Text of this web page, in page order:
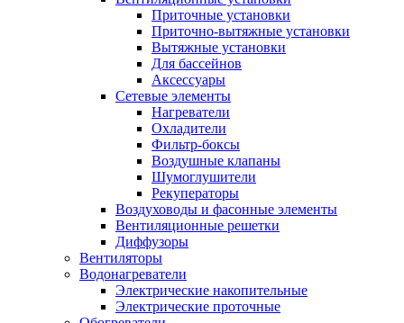
Приточные установки
Приточно-вытяжные установки
Вытяжные установки
Для бассейнов
Аксессуары
Сетевые элементы
Нагреватели
Охладители
Фильтр-боксы
Воздушные клапаны
Шумоглушители
Рекуператоры
Воздуховоды и фасонные элементы
Вентиляционные решетки
Диффузоры
Вентиляторы
Водонагреватели
Электрические накопительные
Электрические проточные